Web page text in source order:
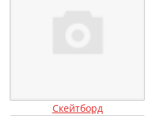
Скейтборд